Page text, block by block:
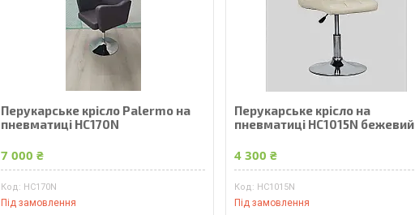
Перукарське крісло Palermo на
пневматиці HC170N
7 000 ₴
HC170N
Під замовлення
Перукарське крісло на
пневматиці HC1015N бежевий
4 300 ₴
HC1015N
Під замовлення